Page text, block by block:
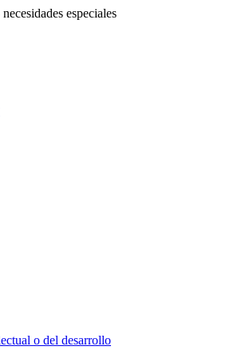
especiales
o del desarrollo